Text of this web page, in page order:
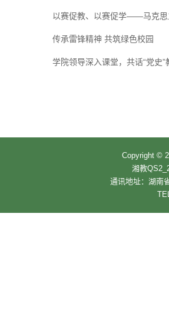
以赛促教、以赛促学——马克思
传承雷锋精神 共筑绿色校园
学院领导深入课堂，共话“党史”
Copyright ©
湘教
通讯地址：湖南